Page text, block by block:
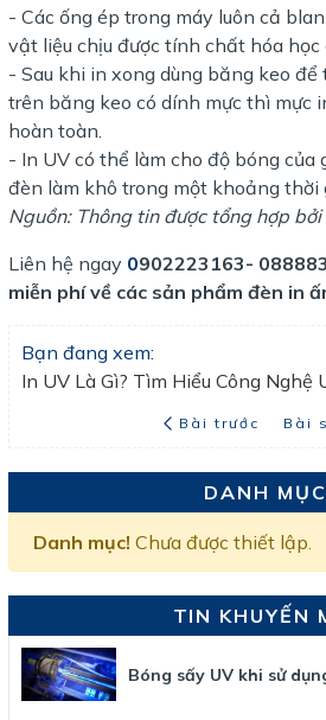
- Các ống ép trong máy luôn cả
vật liệu chịu được tính chất hóa học
- Sau khi in xong dùng băng keo để
trên băng keo có dính mực thì mực
hoàn toàn.
- In UV có thể làm cho độ bóng của
đèn làm khô trong một khoảng thời
Nguồn: Thông tin được tổng hợp
Liên hệ ngay 0902223163-
miễn phí về các sản phẩm đèn in
Bạn đang xem:
Bài trước Bài
DANH MỤC
Danh mục! Chưa được thiết lập.
TIN KHUYẾN
Bóng sấy UV khi sử